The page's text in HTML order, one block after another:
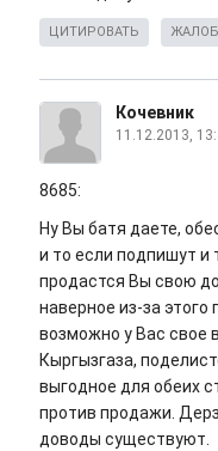
ЦИТИРОВАТЬ
Кочевник
11.12.2013,
8685:
Ну Вы батя даете,
и то если подпишут и
продастся Вы свою
наверное из-за
возможно у Вас свое
Кыргызгаза,
выгодное для обеих
против продажи.
доводы существуют.